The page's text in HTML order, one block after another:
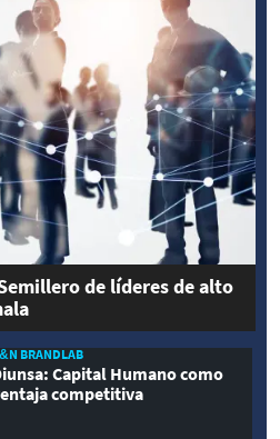
de líderes de alto
BRANDLAB
Capital Humano como
competitiva